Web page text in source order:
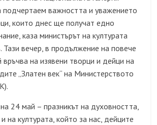
подчертаем важността и уважението
които днес ще получат едно
каза министърът на културата
вечер, в продължение на повече
връчва на изявени творци и дейци на
„Златен век“ на Министерството
24 май – празникът на духовността,
на културата, който за нас, дейците